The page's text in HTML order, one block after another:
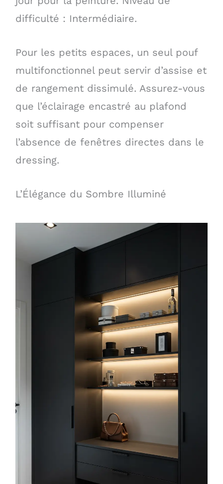
difficulté : Intermédiaire.
Pour les petits espaces, un seul pouf
multifonctionnel peut servir d’assise et
de rangement dissimulé. Assurez-vous
que l’éclairage encastré au plafond
soit suffisant pour compenser
l’absence de fenêtres directes dans le
dressing.
L’Élégance du Sombre Illuminé